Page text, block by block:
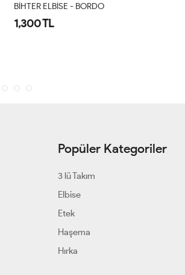
BİHTER ELBİSE - BORDO
1,300 TL
Popüler Kategoriler
3 lü Takım
Elbise
Etek
Haşema
Hırka